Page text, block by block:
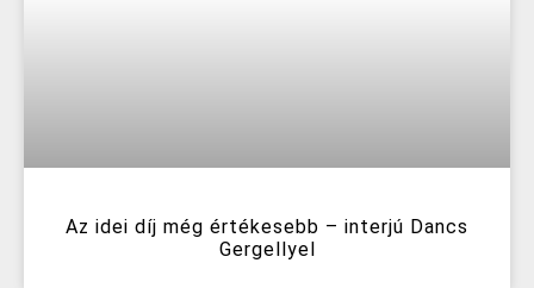
Az idei díj még értékesebb – interjú Dancs
Gergellyel